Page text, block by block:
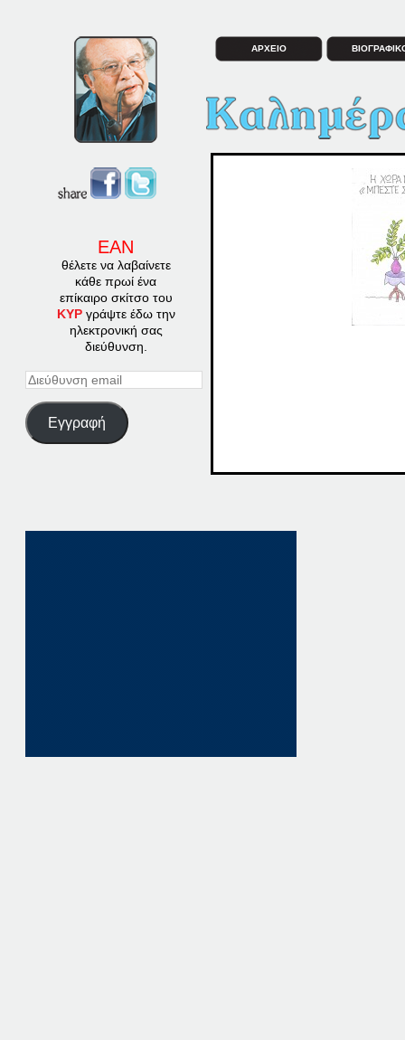
ΕΑΝ
θέλετε να λαβαίνετε
κάθε πρωί ένα
επίκαιρο σκίτσο του
ΚΥΡγράψτε έδω την
ηλεκτρονική σας
διεύθυνση.
Διεύθυνση
Εγγραφή
ΑΡΧΕΙΟ